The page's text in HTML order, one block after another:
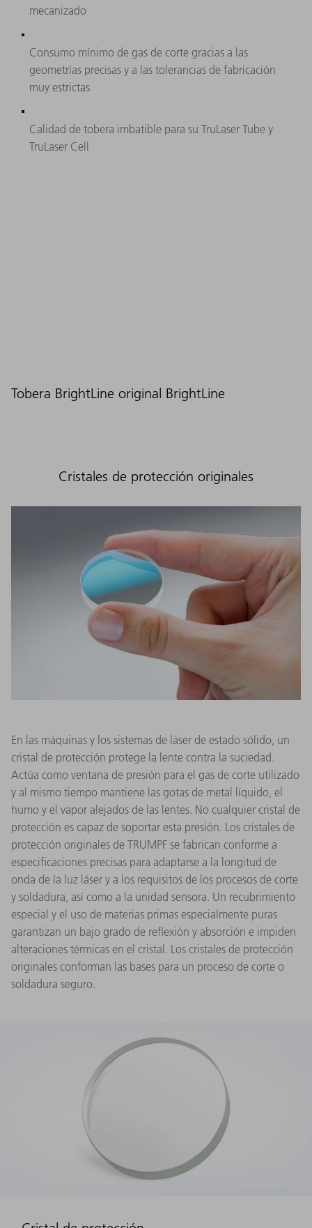
mecanizado
Consumo mínimo de gas de corte gracias a las
geometrías precisas y a las tolerancias de fabricación
muy estrictas
Calidad de tobera imbatible para su TruLaser Tube y
TruLaser Cell
Tobera BrightLine original BrightLine
Cristales de protección originales
En las máquinas y los sistemas de láser de estado sólido, un
cristal de protección protege la lente contra la suciedad.
Actúa como ventana de presión para el gas de corte utilizado
y al mismo tiempo mantiene las gotas de metal líquido, el
humo y el vapor alejados de las lentes. No cualquier cristal de
protección es capaz de soportar esta presión. Los cristales de
protección originales de TRUMPF se fabrican conforme a
especificaciones precisas para adaptarse a la longitud de
onda de la luz láser y a los requisitos de los procesos de corte
y soldadura, así como a la unidad sensora. Un recubrimiento
especial y el uso de materias primas especialmente puras
garantizan un bajo grado de reflexión y absorción e impiden
alteraciones térmicas en el cristal. Los cristales de protección
originales conforman las bases para un proceso de corte o
soldadura seguro.